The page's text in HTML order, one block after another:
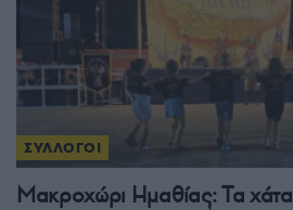
ΣΥΛΛΟΓΟΙ
Μακροχώρι Ημαθίας: Τα